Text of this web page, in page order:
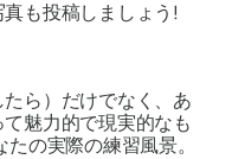
も投稿しましょう!
ら）だけでなく、あ
魅力的で現実的なも
たの実際の練習風景。